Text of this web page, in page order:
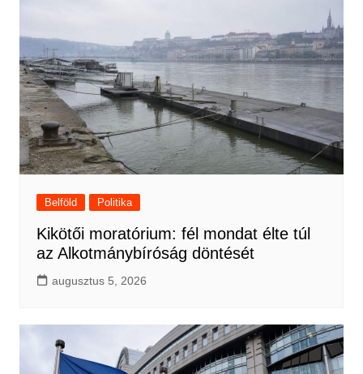
Belföld Politika
Kikötői moratórium: fél mondat élte túl
az Alkotmánybíróság döntését
augusztus 5, 2026